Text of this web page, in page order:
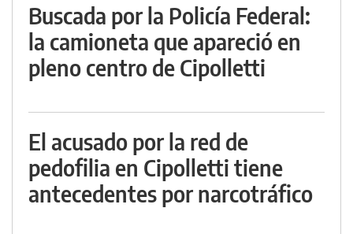
Buscada por la Policía Federal:
la camioneta que apareció en
pleno centro de Cipolletti
El acusado por la red de
pedofilia en Cipolletti tiene
antecedentes por narcotráfico